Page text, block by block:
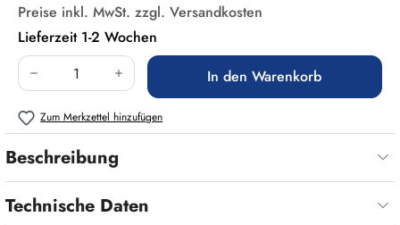
Preise inkl. MwSt. zzgl. Versandkosten
Lieferzeit 1-2 Wochen
Produkt Anzahl: Gib den gewünschten Wert
In den Warenkorb
Zum Merkzettel hinzufügen
Beschreibung
Technische Daten